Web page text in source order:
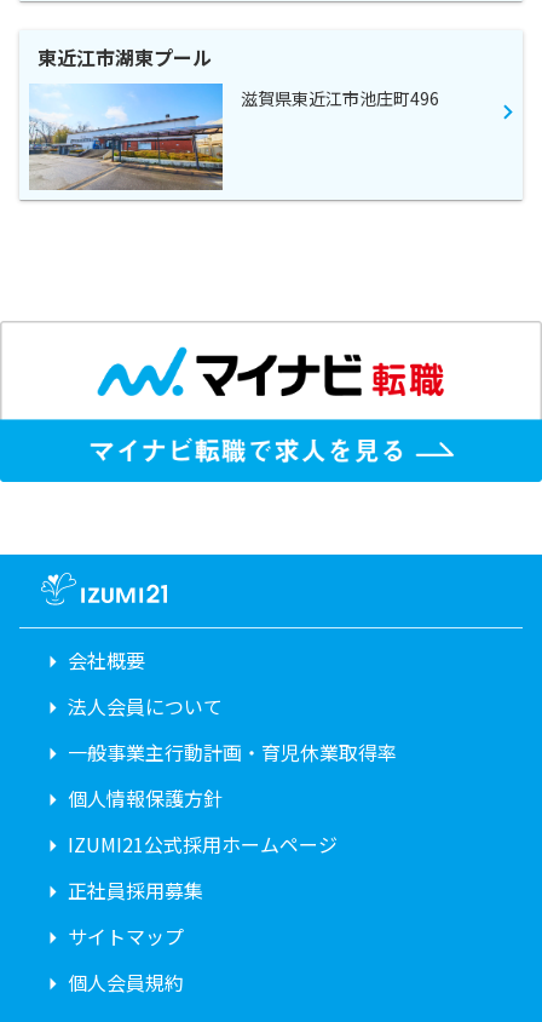
東近江市湖東プール
滋賀県東近江市池庄町496
会社概要
法人会員について
一般事業主行動計画・育児休業取得率
個人情報保護方針
IZUMI21公式採用ホームページ
正社員採用募集
サイトマップ
個人会員規約